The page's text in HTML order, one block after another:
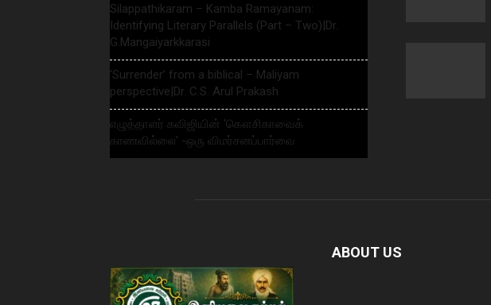
Silappathikaram – Kamba Ramayanam:
Identifying Literary Parallels (Part – Two)|Dr.
G.Mangaiyarkkarasi
‘Surrender’ from a biblical – Maliyam
perspective|Dr. C.S. Arul Prakash
எழுத்தாளர் கவிஜியின் ‘கௌசிகாவைக்
காணவில்லை’ -ஒரு விமர்சனப்பார்வை
ABOUT US